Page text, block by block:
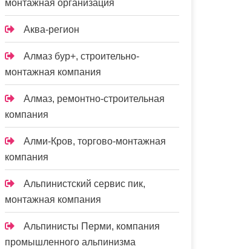
монтажная организация
Аква-регион
Алмаз бур+, строительно-
монтажная компания
Алмаз, ремонтно-строительная
компания
Алми-Кров, торгово-монтажная
компания
Альпинистский сервис пик,
монтажная компания
Альпинисты Перми, компания
промышленного альпинизма